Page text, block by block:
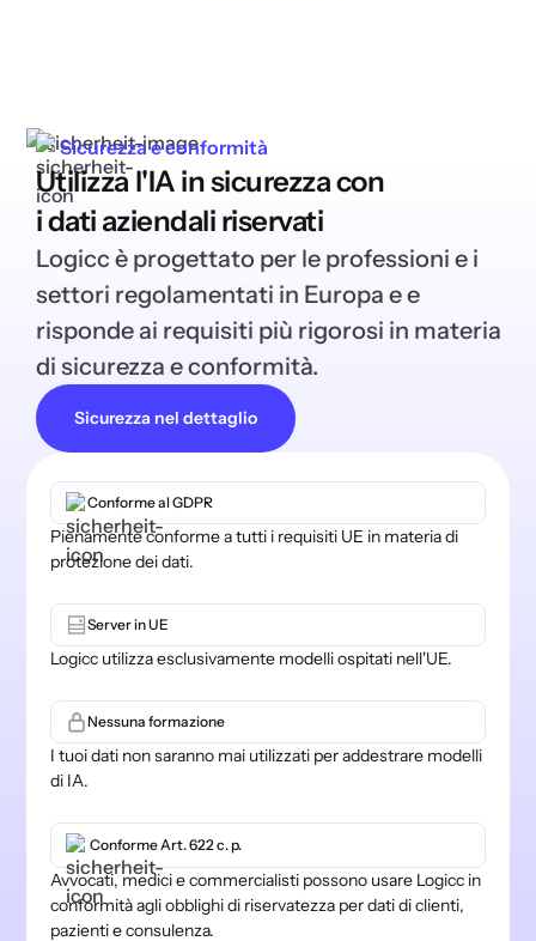
Sicurezza e conformità
Utilizza l'IA in sicurezza con
i dati aziendali riservati
Logicc è progettato per le professioni e i
settori regolamentati in Europa e e
risponde ai requisiti più rigorosi in materia
di sicurezza e conformità.
Sicurezza nel dettaglio
Conforme al GDPR
Pienamente conforme a tutti i requisiti UE in materia di
protezione dei dati.
Server in UE
Logicc utilizza esclusivamente modelli ospitati nell'UE.
Nessuna formazione
I tuoi dati non saranno mai utilizzati per addestrare modelli
di IA.
Conforme Art. 622 c. p.
Avvocati, medici e commercialisti possono usare Logicc in
conformità agli obblighi di riservatezza per dati di clienti,
pazienti e consulenza.